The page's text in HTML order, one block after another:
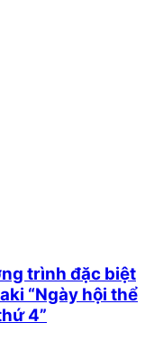
trình đặc biệt
“Ngày hội thể
4”